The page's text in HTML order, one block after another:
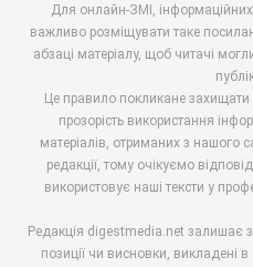
Для онлайн-ЗМІ, інформаційних
важливо розміщувати таке
абзаці матеріалу, щоб читачі
Це правило покликане захищати
прозорість використання
матеріалів, отриманих з нашого
редакції, тому очікуємо
використовує наші тексти у
Редакція digestmedia.net залишає
позиції чи висновки, викладені